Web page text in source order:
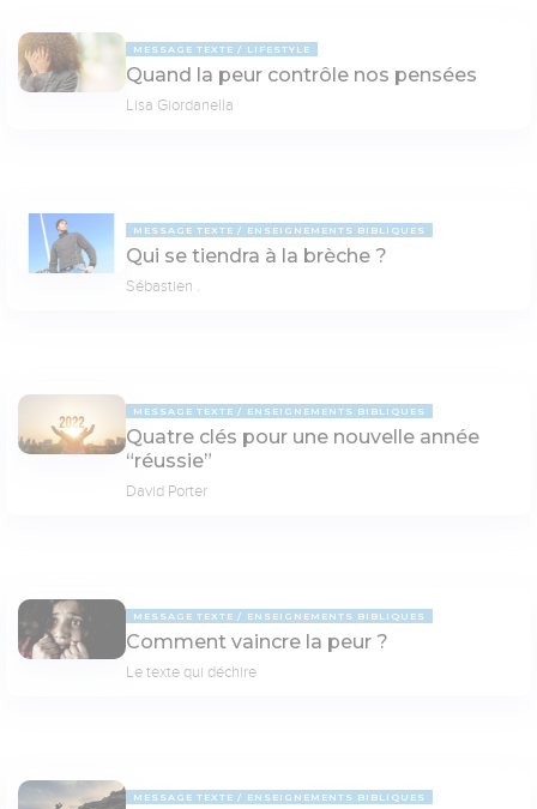
MESSAGE TEXTE LIFESTYLE
Quand la peur contrôle nos pensées
Lisa Giordanella
MESSAGE TEXTE ENSEIGNEMENTS BIBLIQUES
Qui se tiendra à la brèche ?
Sébastien .
MESSAGE TEXTE ENSEIGNEMENTS BIBLIQUES
Quatre clés pour une nouvelle année
“réussie”
David Porter
MESSAGE TEXTE ENSEIGNEMENTS BIBLIQUES
Comment vaincre la peur ?
Le texte qui déchire
MESSAGE TEXTE ENSEIGNEMENTS BIBLIQUES